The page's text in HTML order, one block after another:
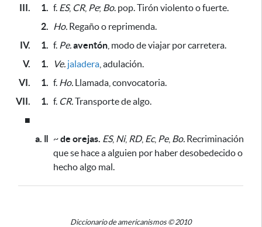
III.
1. f. ES, CR, Pe; Bo. pop. Tirón violento o fuerte.
2. Ho. Regaño o reprimenda.
IV.
1. f. Pe.aventón , modo de viajar por carretera.
V.
1. Ve. jaladera , adulación.
VI.
1. f. Ho. Llamada, convocatoria.
VII.
1. f. CR.Transporte de algo.
■
a. ǁ ~de orejas. ES, Ni, RD, Ec, Pe, Bo. Recriminación
que se hace a alguien por haber desobedecido o
hecho algo mal.
Diccionario de americanismos © 2010